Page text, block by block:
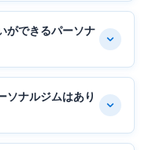
ができるパーソナ
ソナルジムはあり